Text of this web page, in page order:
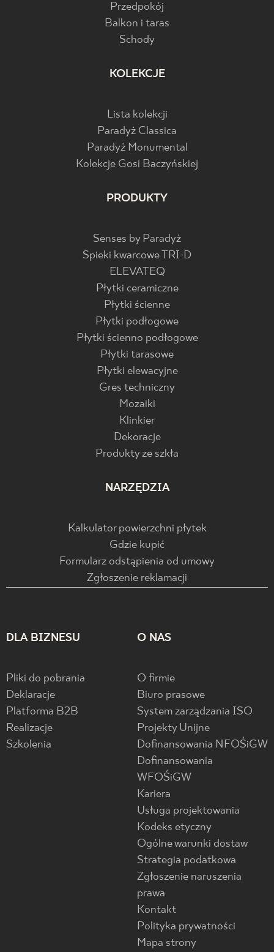
Przedpokój
Balkon i taras
Schody
KOLEKCJE
Lista kolekcji
Paradyż Classica
Paradyż Monumental
Kolekcje Gosi Baczyńskiej
PRODUKTY
Senses by Paradyż
Spieki kwarcowe TRI-D
ELEVATEQ
Płytki ceramiczne
Płytki ścienne
Płytki podłogowe
Płytki ścienno podłogowe
Płytki tarasowe
Płytki elewacyjne
Gres techniczny
Mozaiki
Klinkier
Dekoracje
Produkty ze szkła
NARZĘDZIA
Kalkulator powierzchni płytek
Gdzie kupić
Formularz odstąpienia od umowy
Zgłoszenie reklamacji
DLA BIZNESU
Pliki do pobrania
Deklaracje
Platforma B2B
Realizacje
Szkolenia
O NAS
O firmie
Biuro prasowe
System zarządzania ISO
Projekty Unijne
Dofinansowania NFOŚiGW
Dofinansowania
WFOŚiGW
Kariera
Usługa projektowania
Kodeks etyczny
Ogólne warunki dostaw
Strategia podatkowa
Zgłoszenie naruszenia
prawa
Kontakt
Polityka prywatności
Mapa strony